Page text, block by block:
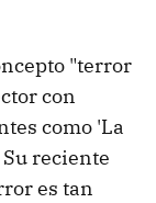
"terror
con
como 'La
reciente
es tan